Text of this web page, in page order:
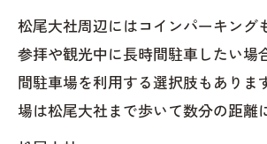
松尾大社周辺にはコインパーキング
参拝や観光中に長時間駐車したい場
間駐車場を利用する選択肢もありま
場は松尾大社まで歩いて数分の距離